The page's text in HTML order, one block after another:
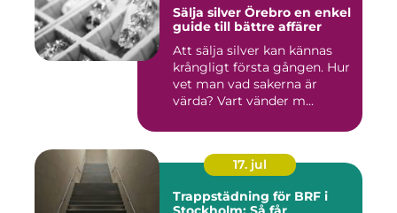
Sälja silver Örebro en enkel
guide till bättre affärer
Att sälja silver kan kännas
krångligt första gången. Hur
vet man vad sakerna är
värda? Vart vänder m...
17. jul
Trappstädning för BRF i